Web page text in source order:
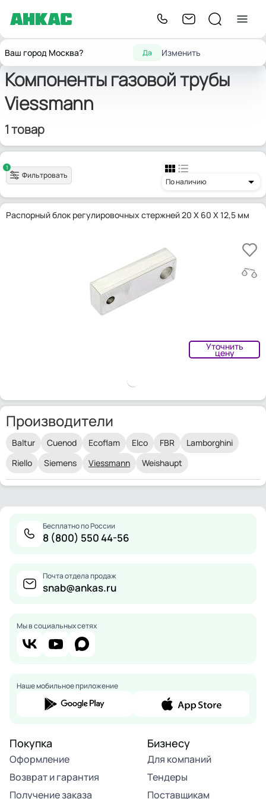
Ваш город Москва? Да Изменить
ГлавнаяЗапчасти для горелок Компоненты газовой трубы
Компоненты газовой трубы
Viessmann
1 товар
1
Фильтровать
По наличию
Распорный блок регулировочных стержней 20 X 60 X 12,5 мм
Уточнить
цену
Производители
Baltur Cuenod Ecoflam Elco FBR
Lamborghini
Riello
Siemens Viessmann Weishaupt
Бесплатно по России
8 (800) 550 44-56
Почта отдела продаж
snab@ankas.ru
Мы в социальных сетях
Наше мобильное приложение
Покупка
Оформление
Возврат и гарантия
Получение заказа
Бизнесу
Для компаний
Тендеры
Поставщикам